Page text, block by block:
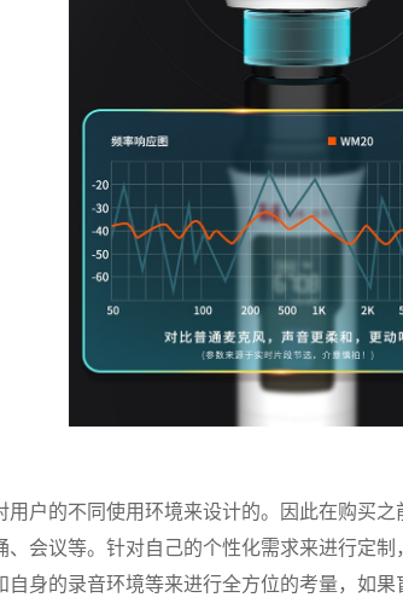
用户的不同使用环境来设计的。因此在购买之
、会议等。针对自己的个性化需求来进行定
自身的录音环境等来进行全方位的考量，如